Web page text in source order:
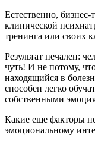
Естественно,
клинической
тренинга или своих
Результат печален:
чуть! И не потому,
находящийся в
способен легко
собственными
Какие еще факторы
эмоциональному